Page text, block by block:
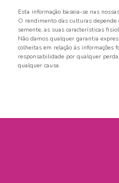
Esta informação baseia-se nas
O rendimento das culturas depende
semente, as suas características
Não damos qualquer garantia
colheitas em relação às informações
responsabilidade por qualquer
qualquer causa.